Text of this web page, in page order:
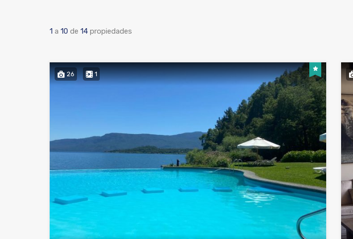
1 a 10 de 14 propiedades
26 1